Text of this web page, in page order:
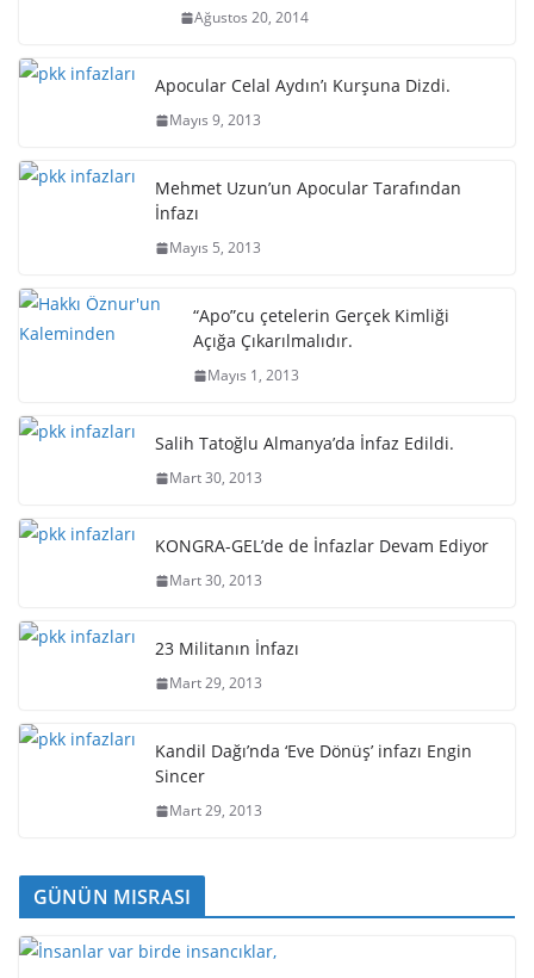
Ağustos 20, 2014
Apocular Celal Aydın’ı Kurşuna Dizdi.
Mayıs 9, 2013
Mehmet Uzun’un Apocular Tarafından
İnfazı
Mayıs 5, 2013
“Apo”cu çetelerin Gerçek Kimliği
Açığa Çıkarılmalıdır.
Mayıs 1, 2013
Salih Tatoğlu Almanya’da İnfaz Edildi.
Mart 30, 2013
KONGRA-GEL’de de İnfazlar Devam Ediyor
Mart 30, 2013
23 Militanın İnfazı
Mart 29, 2013
Kandil Dağı’nda ‘Eve Dönüş’ infazı Engin
Sincer
Mart 29, 2013
GÜNÜN MISRASI